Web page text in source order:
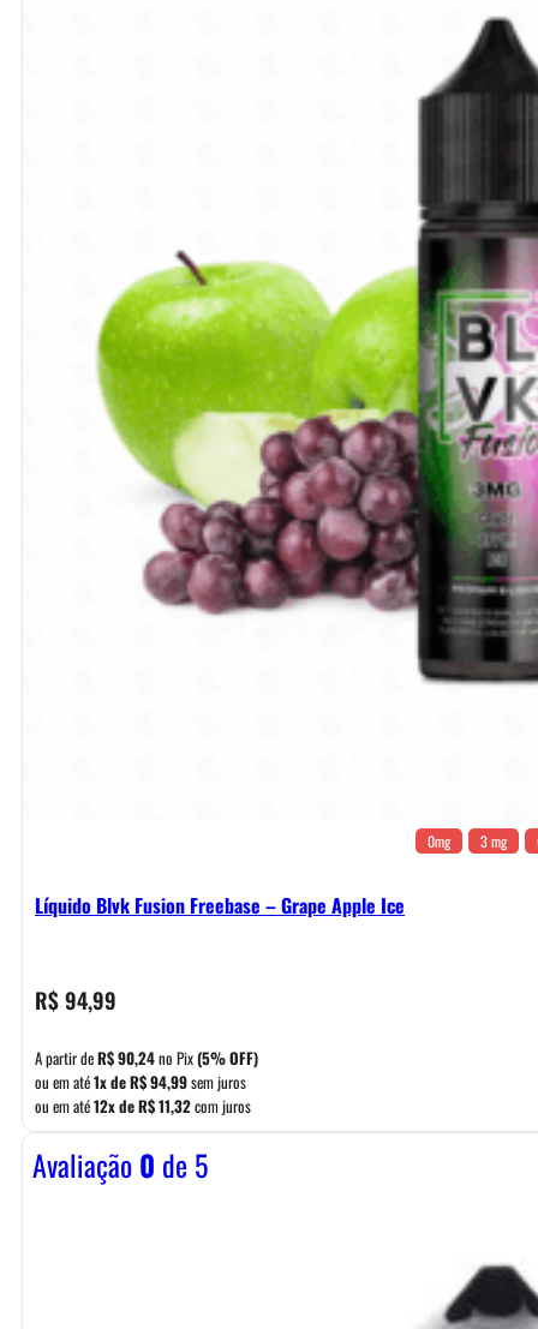
0mg 3 mg
Líquido Blvk Fusion Freebase – Grape Apple Ice
R$94,99
A partir deR$90,24no Pix(5% OFF)
ou em até1x deR$94,99sem juros
ou em até12x deR$11,32com juros
Avaliação0 de 5